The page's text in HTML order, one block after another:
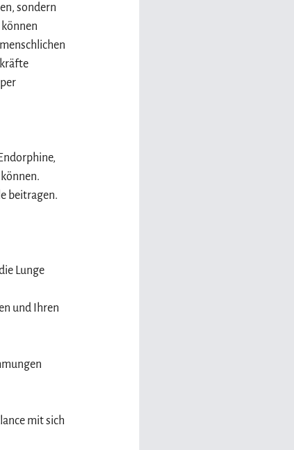
sondern
beitragen.
Lunge
und Ihren
mit sich